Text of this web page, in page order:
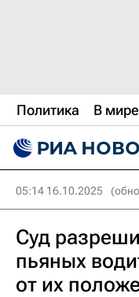
Политика В мире
05:14 16.10.2025
Суд
пьяных
от их